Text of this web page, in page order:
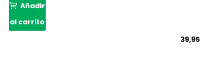
39,95
Añadir
al carrito